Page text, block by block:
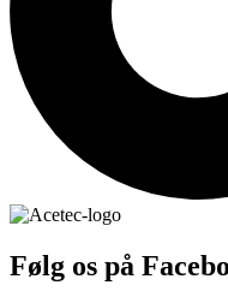
Følg os på